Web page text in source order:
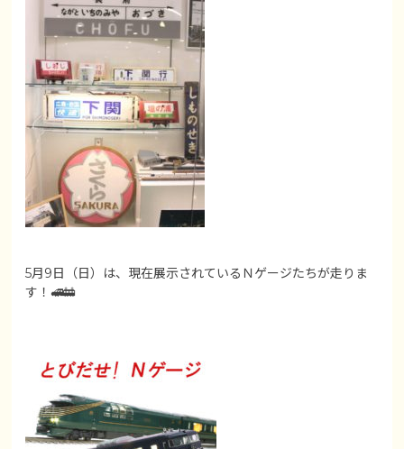
5月9日（日）は、現在展示されているＮゲージたちが走りま
す！🚅🚋